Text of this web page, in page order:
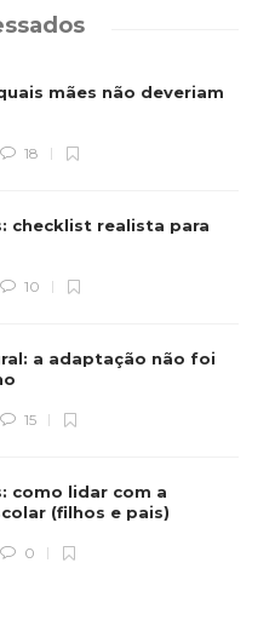
mães não deveriam
18
checklist realista para
10
a adaptação não foi
15
como lidar com a
(filhos e pais)
0